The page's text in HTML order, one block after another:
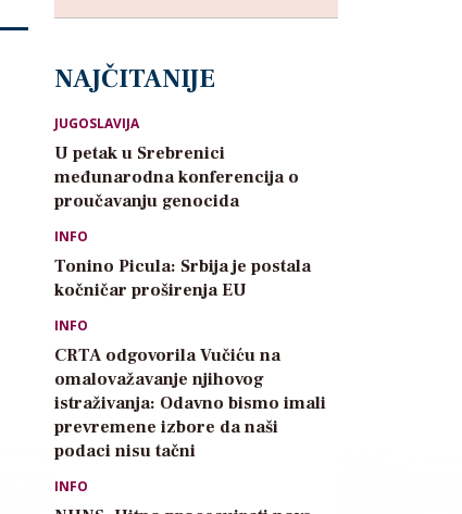
NAJČITANIJE
JUGOSLAVIJA
U petak u Srebrenici
međunarodna konferencija o
proučavanju genocida
INFO
Tonino Picula: Srbija je postala
kočničar proširenja EU
INFO
CRTA odgovorila Vučiću na
omalovažavanje njihovog
istraživanja: Odavno bismo imali
prevremene izbore da naši
podaci nisu tačni
INFO